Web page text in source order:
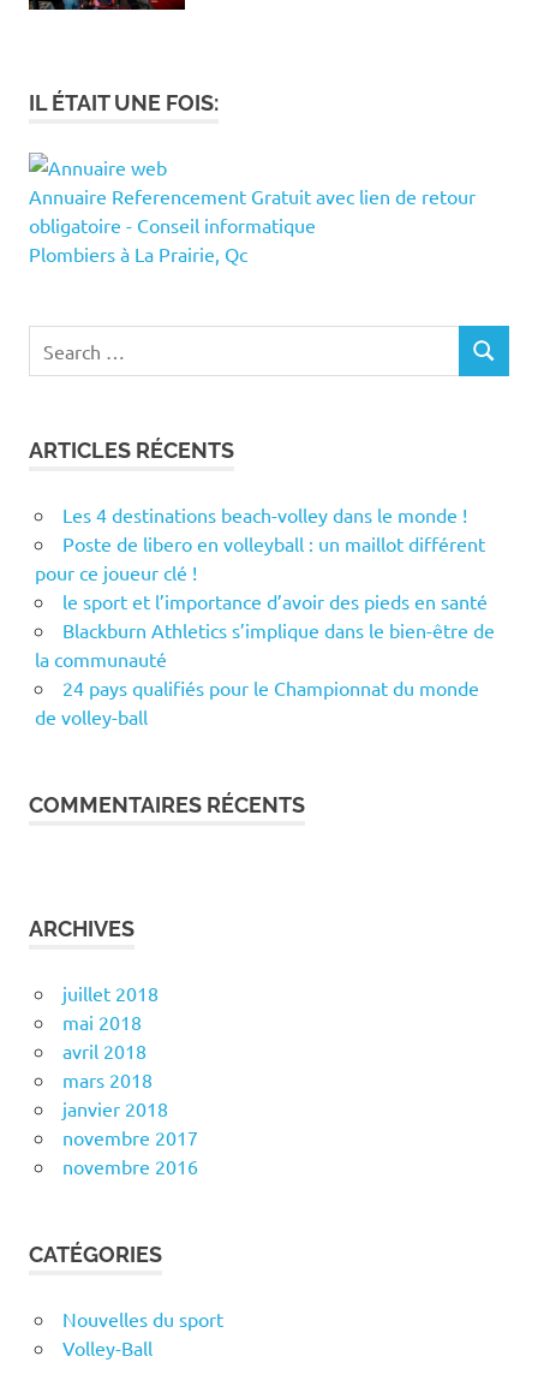
IL ÉTAIT UNE FOIS:
Annuaire Referencement Gratuit avec lien de retour
obligatoire - Conseil informatique
Plombiers à La Prairie, Qc
for:
SEARCH
ARTICLES RÉCENTS
Les 4 destinations beach-volley dans le monde !
Poste de libero en volleyball : un maillot différent
pour ce joueur clé !
le sport et l’importance d’avoir des pieds en santé
Blackburn Athletics s’implique dans le bien-être de
la communauté
24 pays qualifiés pour le Championnat du monde
de volley-ball
COMMENTAIRES RÉCENTS
ARCHIVES
juillet 2018
mai 2018
avril 2018
mars 2018
janvier 2018
novembre 2017
novembre 2016
CATÉGORIES
Nouvelles du sport
Volley-Ball